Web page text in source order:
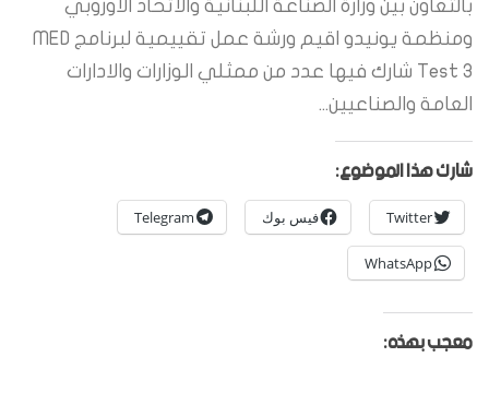
بالتعاون بين وزارة الصناعة اللبنانية والاتحاد الاوروبي
ومنظمة يونيدو اقيم ورشة عمل تقييمية لبرنامج MED
Test 3 شارك فيها عدد من ممثلي الوزارات والادارات
العامة والصناعيين...
شارك هذا الموضوع:
Twitter فيس بوك Telegram
WhatsApp
معجب بهذه: